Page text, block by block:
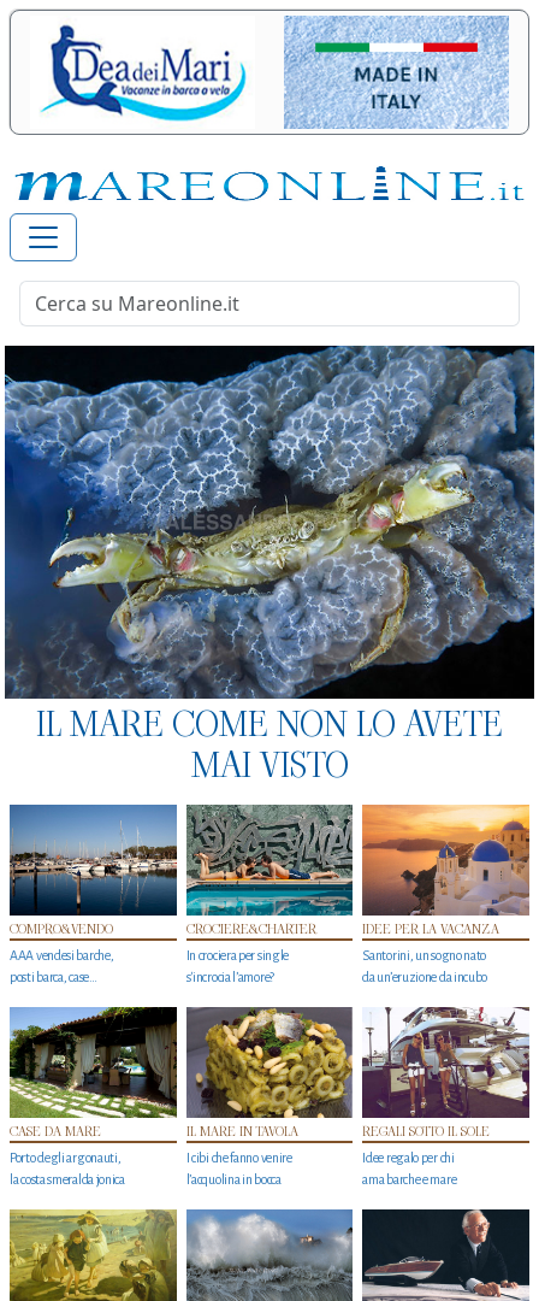
IL MARE COME NON LO AVETE
MAI VISTO
COMPRO&VENDO
AAA vendesi barche,
posti barca, case…
CROCIERE&CHARTER
In crociera per single
s'incrocia l’amore?
IDEE PER LA VACANZA
Santorini, un sogno nato
da un’eruzione da incubo
CASE DA MARE
Porto degli argonauti,
la costa smeralda jonica
IL MARE IN TAVOLA
I cibi che fanno venire
l’acquolina in bocca
REGALI SOTTO IL SOLE
Idee regalo per chi
ama barche e mare